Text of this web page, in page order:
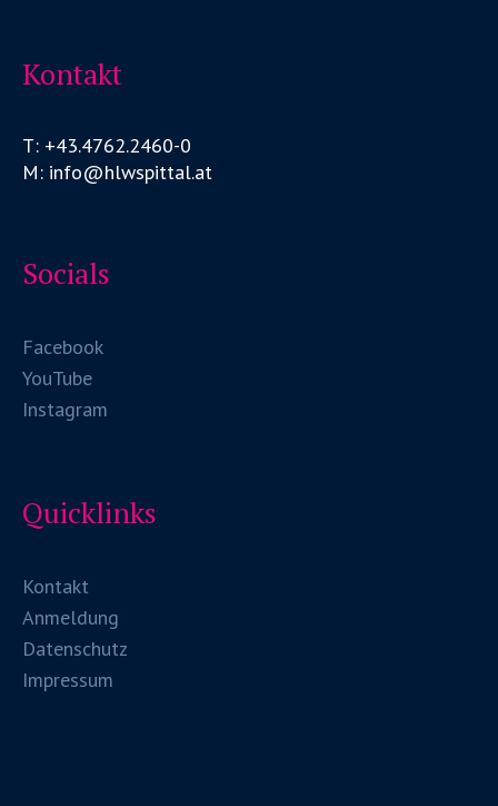
Kontakt
T: +43.4762.2460-0
M: info@hlwspittal.at
Socials
Facebook
YouTube
Instagram
Quicklinks
Kontakt
Anmeldung
Datenschutz
Impressum